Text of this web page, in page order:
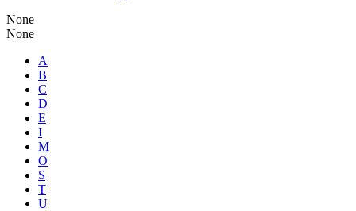
None
None
A
B
C
D
E
I
M
O
S
T
U